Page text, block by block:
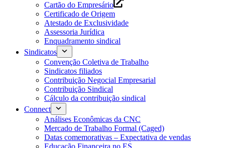
Cartão do Empresário
Certificado de Origem
Atestado de Exclusividade
Assessoria Jurídica
Enquadramento sindical
Sindicatos
Convenção Coletiva de Trabalho
Sindicatos filiados
Contribuição Negocial Empresarial
Contribuição Sindical
Cálculo da contribuição sindical
Connect
Análises Econômicas da CNC
Mercado de Trabalho Formal (Caged)
Datas comemorativas – Expectativa de vendas
Educação Financeira no ES